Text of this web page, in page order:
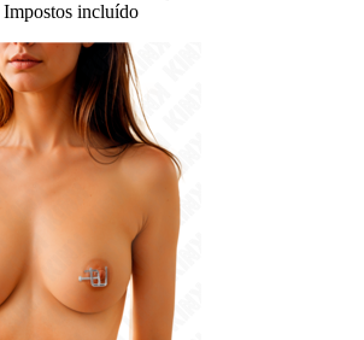
Impostos incluído